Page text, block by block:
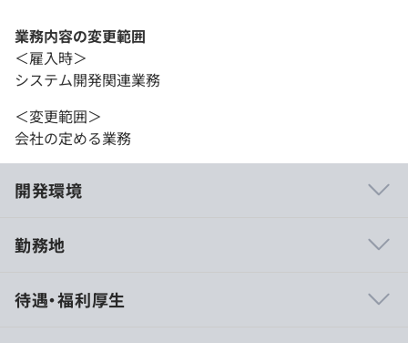
業務内容の変更範囲
＜雇入時＞
システム開発関連業務
＜変更範囲＞
会社の定める業務
開発環境
が、スクラム開発のプラクティスを取り入れた開発プロセ
勤務地
待遇・福利厚生